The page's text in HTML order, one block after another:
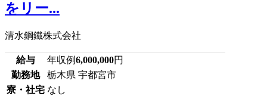
をリー...
清水鋼鐵株式会社
給与 年収例6,000,000円
勤務地
栃木県 宇都宮市
寮・社宅 なし